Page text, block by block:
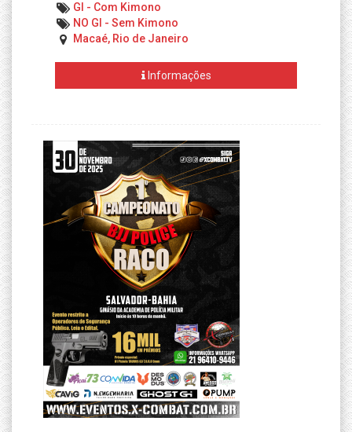
GI - Com Kimono
NO GI - Sem Kimono
Macaé, Rio de Janeiro
Informações